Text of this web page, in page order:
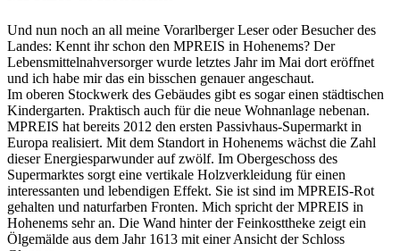
Und nun noch an all meine Vorarlberger Leser oder Besucher des
Landes: Kennt ihr schon den MPREIS in Hohenems? Der
Lebensmittelnahversorger wurde letztes Jahr im Mai dort eröffnet
und ich habe mir das ein bisschen genauer angeschaut.
Im oberen Stockwerk des Gebäudes gibt es sogar einen städtischen
Kindergarten. Praktisch auch für die neue Wohnanlage nebenan.
MPREIS hat bereits 2012 den ersten Passivhaus-Supermarkt in
Europa realisiert. Mit dem Standort in Hohenems wächst die Zahl
dieser Energiesparwunder auf zwölf. Im Obergeschoss des
Supermarktes sorgt eine vertikale Holzverkleidung für einen
interessanten und lebendigen Effekt. Sie ist sind im MPREIS-Rot
gehalten und naturfarben Fronten. Mich spricht der MPREIS in
Hohenems sehr an. Die Wand hinter der Feinkosttheke zeigt ein
Ölgemälde aus dem Jahr 1613 mit einer Ansicht der Schloss